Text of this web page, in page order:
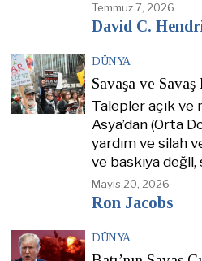
Temmuz 7, 2026
David C.
DÜNYA
Savaşa ve Savaş
Talepler açık ve
Asya’dan (Orta
yardım ve silah
ve baskıya
Mayıs 20, 2026
Ron Jacobs
DÜNYA